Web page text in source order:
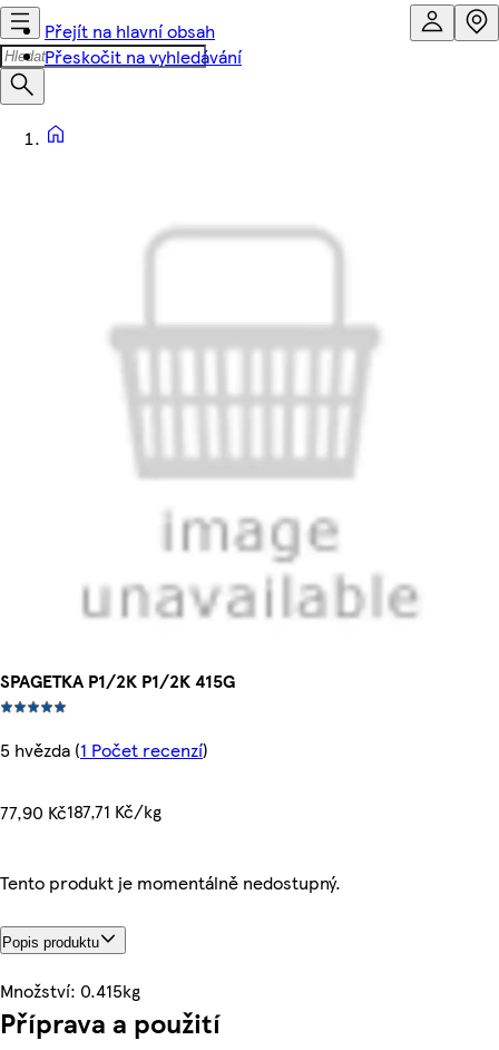
Přejít na hlavní obsah
Přeskočit na vyhledávání
SPAGETKA P1/2K P1/2K 415G
5 hvězda (1 Počet recenzí)
77,90 Kč187,71 Kč/kg
Tento produkt je momentálně nedostupný.
Popis produktu
Množství: 0.415kg
Příprava a použití